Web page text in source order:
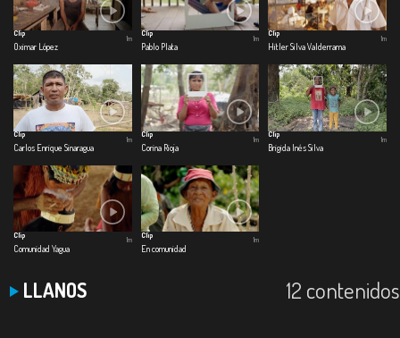
Clip
Oximar López
1m
Clip
Pablo Plata
1m
Clip
Hitler Silva Valderrama
1m
Clip
Carlos Enrique Sinaragua
1m
Clip
Corina Rioja
1m
Clip
Brigida Inés Silva
1m
Clip
Comunidad Yagua
1m
Clip
En comunidad
1m
LLANOS 12 contenidos